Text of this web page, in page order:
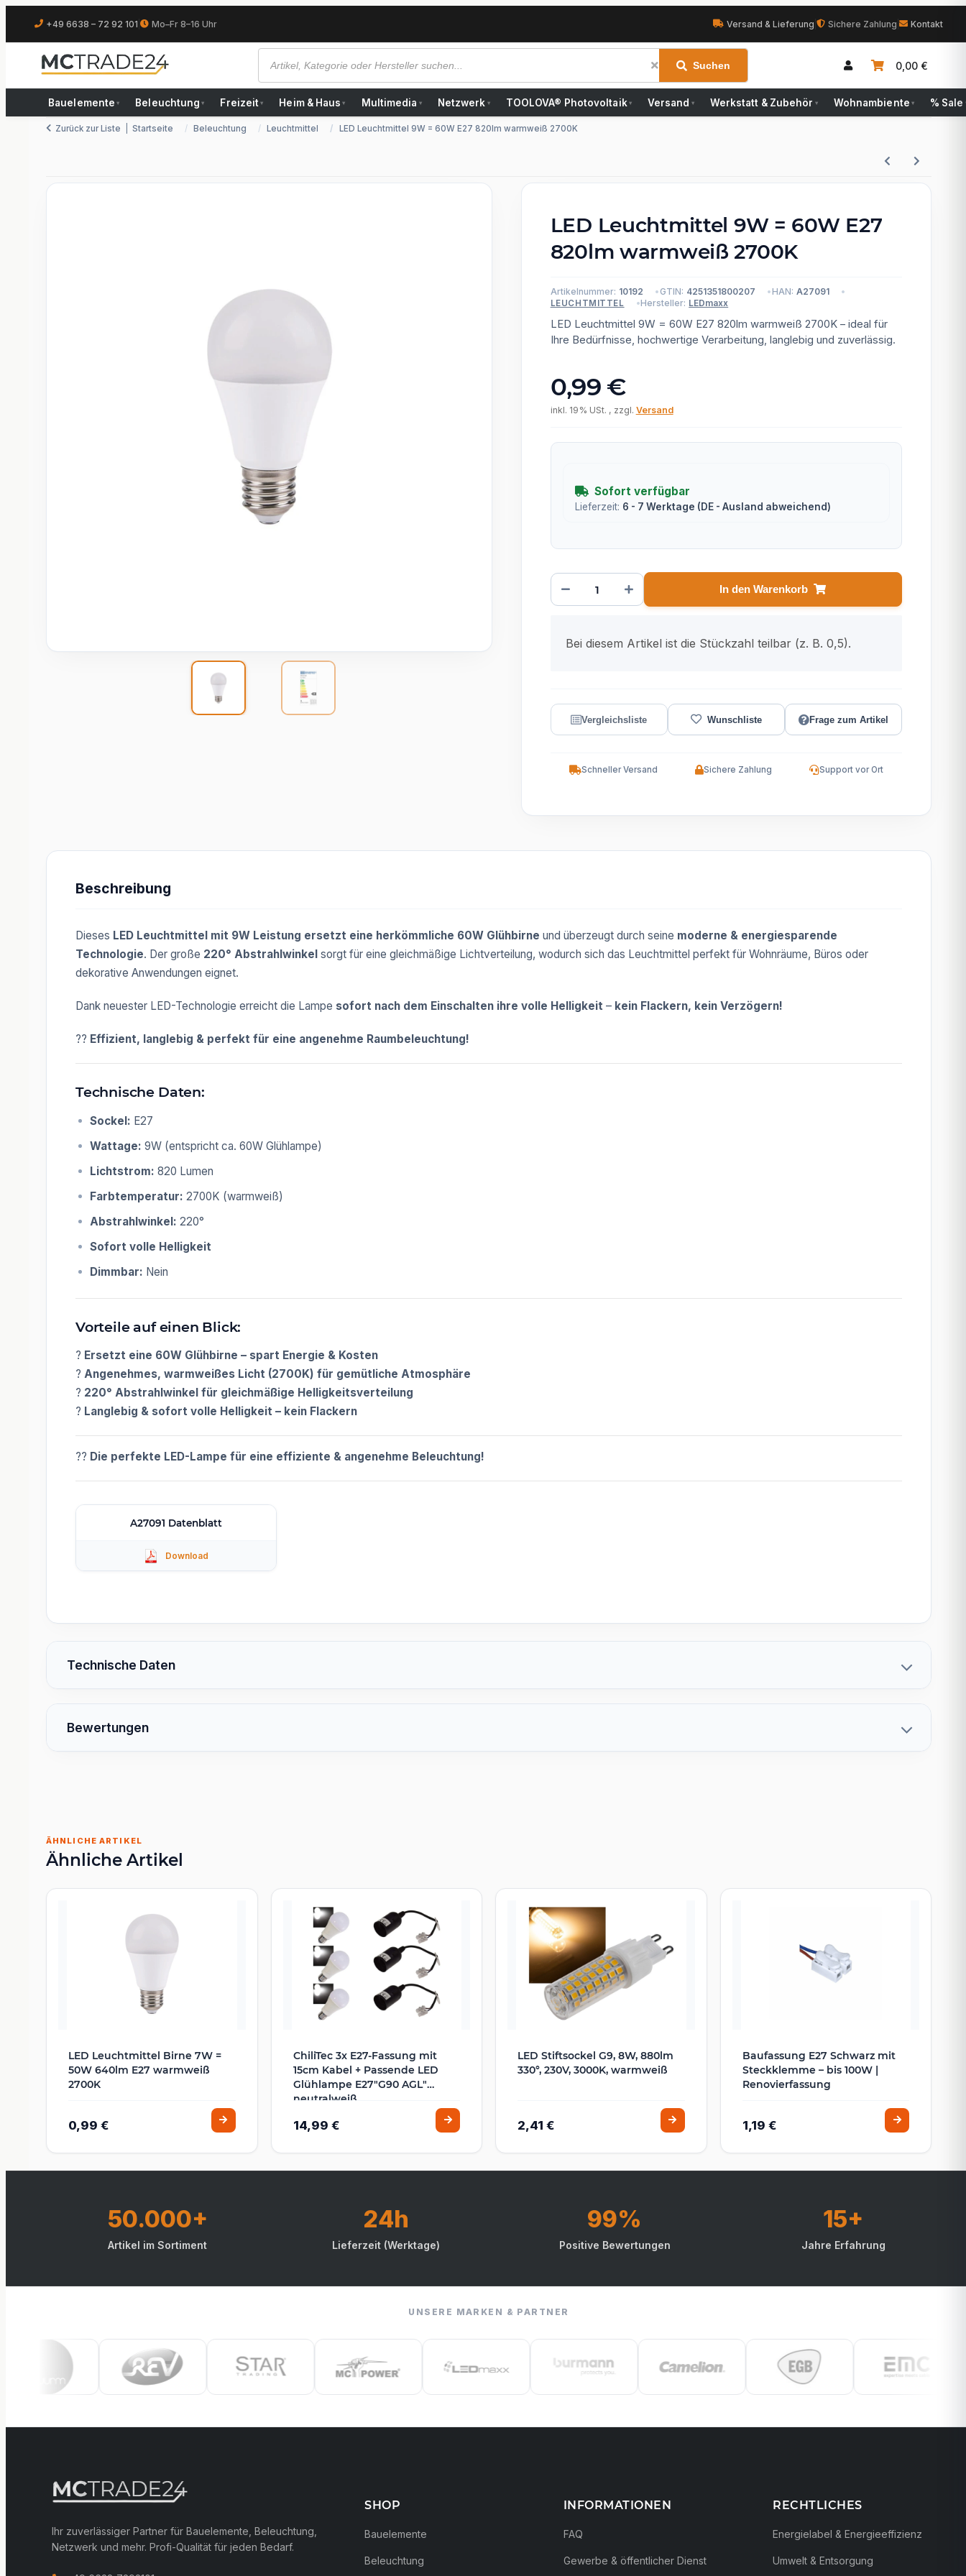
+49 6638 – 72 92 101 Mo–Fr 8–16 Uhr Versand & Lieferung Sichere Zahlung Kontakt
Suchen 0,00 €
Bauelemente ▾ Beleuchtung ▾ Freizeit ▾ Heim & Haus ▾ Multimedia ▾ Netzwerk ▾ TOOLOVA® Photovoltaik ▾ Versand ▾ Werkstatt & Zubehör ▾ Wohnambiente ▾ % Sale
Zurück zur Liste Startseite Beleuchtung Leuchtmittel LED Leuchtmittel 9W = 60W E27 820lm warmweiß 2700K
LED Leuchtmittel 9W = 60W E27
820lm warmweiß 2700K
Artikelnummer: 10192 GTIN: 4251351800207 HAN: A27091
LEUCHTMITTEL Hersteller: LEDmaxx
LED Leuchtmittel 9W = 60W E27 820lm warmweiß 2700K – ideal für
Ihre Bedürfnisse, hochwertige Verarbeitung, langlebig und zuverlässig.
0,99 €
inkl. 19% USt. , zzgl. Versand
Sofort verfügbar
Lieferzeit: 6 - 7 Werktage (DE - Ausland abweichend)
In den Warenkorb
Bei diesem Artikel ist die Stückzahl teilbar (z. B. 0,5).
Frage zum Artikel
Schneller Versand Sichere Zahlung Support vor Ort
Beschreibung
Dieses LED Leuchtmittel mit 9W Leistung ersetzt eine herkömmliche 60W Glühbirne und überzeugt durch seine moderne & energiesparende
Technologie. Der große 220° Abstrahlwinkel sorgt für eine gleichmäßige Lichtverteilung, wodurch sich das Leuchtmittel perfekt für Wohnräume, Büros oder
dekorative Anwendungen eignet.
Dank neuester LED-Technologie erreicht die Lampe sofort nach dem Einschalten ihre volle Helligkeit – kein Flackern, kein Verzögern!
?? Effizient, langlebig & perfekt für eine angenehme Raumbeleuchtung!
Technische Daten:
Sockel: E27
Wattage: 9W (entspricht ca. 60W Glühlampe)
Lichtstrom: 820 Lumen
Farbtemperatur: 2700K (warmweiß)
Abstrahlwinkel: 220°
Sofort volle Helligkeit
Dimmbar: Nein
Vorteile auf einen Blick:
? Ersetzt eine 60W Glühbirne – spart Energie & Kosten
? Angenehmes, warmweißes Licht (2700K) für gemütliche Atmosphäre
? 220° Abstrahlwinkel für gleichmäßige Helligkeitsverteilung
? Langlebig & sofort volle Helligkeit – kein Flackern
?? Die perfekte LED-Lampe für eine effiziente & angenehme Beleuchtung!
A27091 Datenblatt
Technische Daten
Bewertungen
ÄHNLICHE ARTIKEL
Ähnliche Artikel
LED Leuchtmittel Birne 7W =
50W 640lm E27 warmweiß
2700K
0,99 €
ChiliTec 3x E27-Fassung mit
15cm Kabel + Passende LED
Glühlampe E27"G90 AGL"
neutralweiß
14,99 €
LED Stiftsockel G9, 8W, 880lm
330°, 230V, 3000K, warmweiß
2,41 €
Baufassung E27 Schwarz mit
Steckklemme – bis 100W |
Renovierfassung
1,19 €
50.000+
Artikel im Sortiment
24h
Lieferzeit (Werktage)
99%
Positive Bewertungen
15+
Jahre Erfahrung
UNSERE MARKEN & PARTNER
Ihr zuverlässiger Partner für Bauelemente, Beleuchtung,
Netzwerk und mehr. Profi-Qualität für jeden Bedarf.
SHOP
Bauelemente
Beleuchtung
INFORMATIONEN
FAQ
Gewerbe & öffentlicher Dienst
RECHTLICHES
Energielabel & Energieeffizienz
Umwelt & Entsorgung